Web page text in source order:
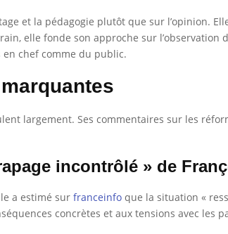
et la pédagogie plutôt que sur l’opinion.
elle fonde son approche sur
chef comme du public.
largement. Ses commentaires sur les
incontrôlé » de
a estimé sur franceinfo que la situation «
concrètes et aux tensions avec les